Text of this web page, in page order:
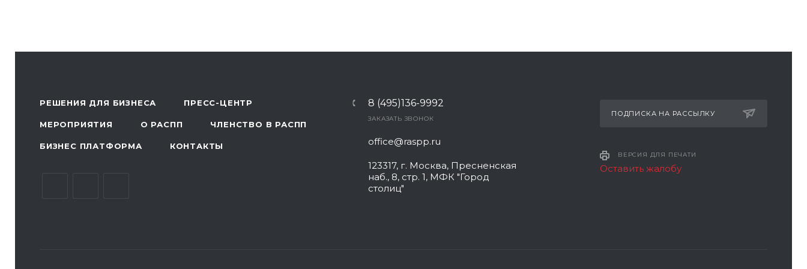
РЕШЕНИЯ ДЛЯ БИЗНЕСА ПРЕСС-ЦЕНТР
МЕРОПРИЯТИЯ О РАСПП ЧЛЕНСТВО В РАСПП
БИЗНЕС ПЛАТФОРМА КОНТАКТЫ
8 (495)136-9992
ЗАКАЗАТЬ ЗВОНОК
office@raspp.ru
123317, г. Москва, Пресненская
наб., 8, стр. 1, МФК "Город
столиц"
ПОДПИСКА НА РАССЫЛКУ
ВЕРСИЯ ДЛЯ ПЕЧАТИ
Оставить жалобу